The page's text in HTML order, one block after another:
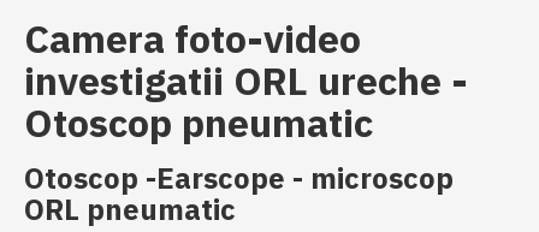
Camera foto-video
investigatii ORL ureche -
Otoscop pneumatic
Otoscop -Earscope - microscop
ORL pneumatic